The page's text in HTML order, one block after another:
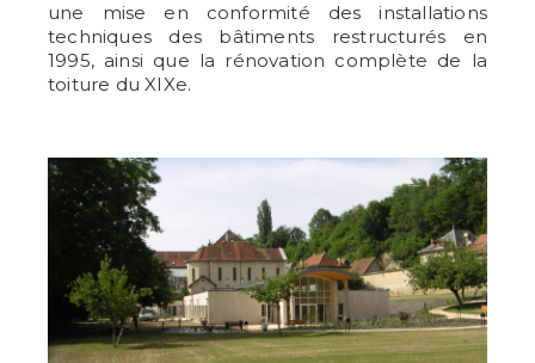
une mise en conformité des installations
techniques des bâtiments restructurés en
1995, ainsi que la rénovation complète de la
toiture du XIXe.